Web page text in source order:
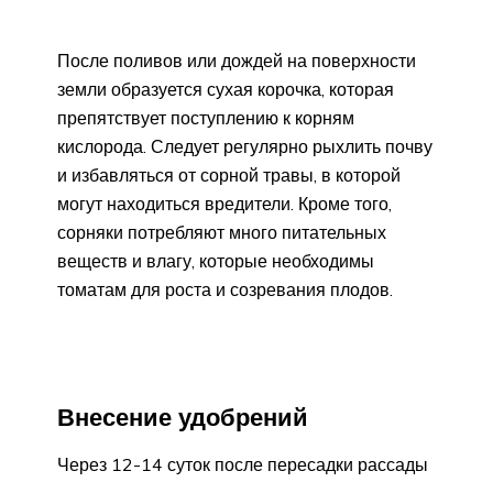
После поливов или дождей на поверхности
земли образуется сухая корочка, которая
препятствует поступлению к корням
кислорода. Следует регулярно рыхлить почву
и избавляться от сорной травы, в которой
могут находиться вредители. Кроме того,
сорняки потребляют много питательных
веществ и влагу, которые необходимы
томатам для роста и созревания плодов.
Внесение удобрений
Через 12-14 суток после пересадки рассады